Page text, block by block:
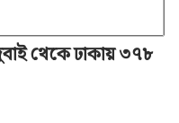
থেকে ঢাকায় ৩৭৮